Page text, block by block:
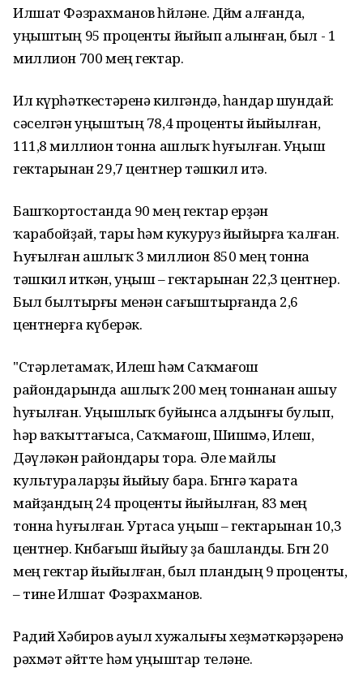
Илшат Фәзрахманов һөйләне. Дөйөм алғанда,
уңыштың 95 проценты йыйып алынған, был - 1
миллион 700 мең гектар.
Ил күрһәткестәренә килгәндә, һандар шундай:
сәселгән уңыштың 78,4 проценты йыйылған,
111,8 миллион тонна ашлыҡ һуғылған. Уңыш
гектарынан 29,7 центнер тәшкил итә.
Башҡортостанда 90 мең гектар ерҙән
ҡарабойҙай, тары һәм кукуруз йыйырға ҡалған.
Һуғылған ашлыҡ 3 миллион 850 мең тонна
тәшкил иткән, уңыш – гектарынан 22,3 центнер.
Был былтырғы менән сағыштырғанда 2,6
центнерға күберәк.
"Стәрлетамаҡ, Илеш һәм Саҡмағош
райондарында ашлыҡ 200 мең тоннанан ашыу
һуғылған. Уңышлыҡ буйынса алдынғы булып,
һәр ваҡыттағыса, Саҡмағош, Шишмә, Илеш,
Дәүләкән райондары тора. Әле майлы
культураларҙы йыйыу бара. Бөгөнгә ҡарата
майҙандың 24 проценты йыйылған, 83 мең
тонна һуғылған. Уртаса уңыш – гектарынан 10,3
центнер. Көнбағыш йыйыу ҙа башланды. Бөгөн 20
мең гектар йыйылған, был пландың 9 проценты,
– тине Илшат Фәзрахманов.
Радий Хәбиров ауыл хужалығы хеҙмәткәрҙәренә
рәхмәт әйтте һәм уңыштар теләне.